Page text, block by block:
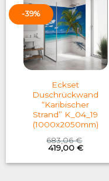
-39%
Eckset
Duschrückwand
“Karibischer
Strand” K_04_19
(1000x2050mm)
683,06€
Original
price
was:
419,00 €Current
is: